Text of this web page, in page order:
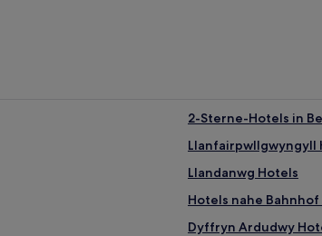
2-Sterne-Hotels in
Llanfairpwllgwyngyll
Llandanwg Hotels
Hotels nahe Bahnhof
Dyffryn Ardudwy